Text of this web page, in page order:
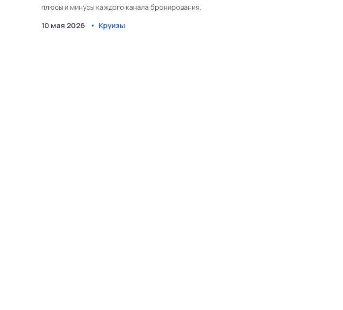
плюсы и минусы каждого канала бронирования.
10 мая 2026 Круизы